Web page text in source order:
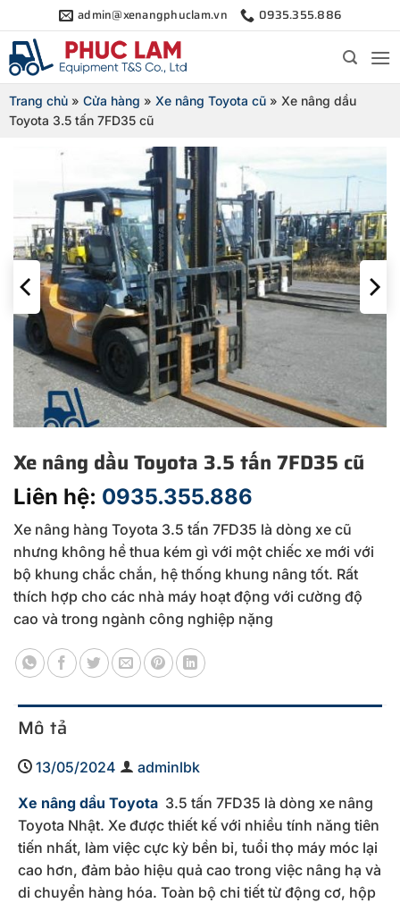
qua
nội
dung
admin@xenangphuclam.vn 0935.355.886
Trang chủ » Cửa hàng » Xe nâng Toyota cũ » Xe nâng dầu
Toyota 3.5 tấn 7FD35 cũ
Xe nâng dầu Toyota 3.5 tấn 7FD35 cũ
Liên hệ: 0935.355.886
Xe nâng hàng Toyota 3.5 tấn 7FD35 là dòng xe cũ
nhưng không hề thua kém gì với một chiếc xe mới với
bộ khung chắc chắn, hệ thống khung nâng tốt. Rất
thích hợp cho các nhà máy hoạt động với cường độ
cao và trong ngành công nghiệp nặng
Mô tả
13/05/2024
adminlbk
Xe nâng dầu Toyota 3.5 tấn 7FD35 là dòng xe nâng
Toyota Nhật. Xe được thiết kế với nhiều tính năng tiên
tiến nhất, làm việc cực kỳ bền bỉ, tuổi thọ máy móc lại
cao hơn, đảm bảo hiệu quả cao trong việc nâng hạ và
di chuyển hàng hóa. Toàn bộ chi tiết từ động cơ, hộp